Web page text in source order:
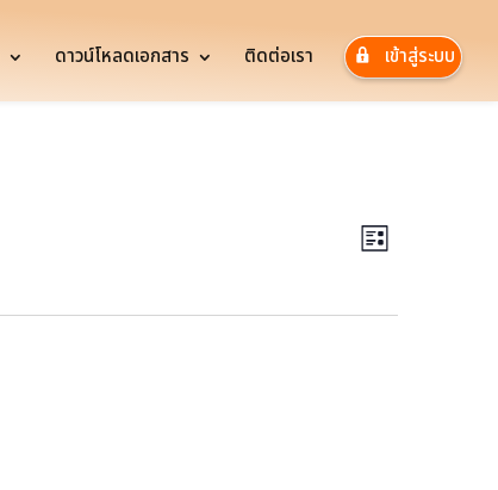
ดาวน์โหลดเอกสาร ติดต่อเรา เข้าสู่ระบบ
Views
Event
Views
List